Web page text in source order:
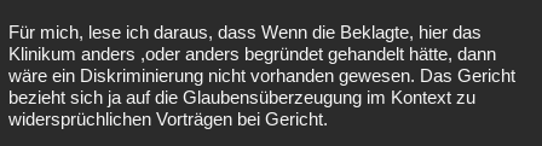
Für mich, lese ich daraus, dass Wenn die Beklagte, hier das
Klinikum anders ,oder anders begründet gehandelt hätte, dann
wäre ein Diskriminierung nicht vorhanden gewesen. Das Gericht
bezieht sich ja auf die Glaubensüberzeugung im Kontext zu
widersprüchlichen Vorträgen bei Gericht.